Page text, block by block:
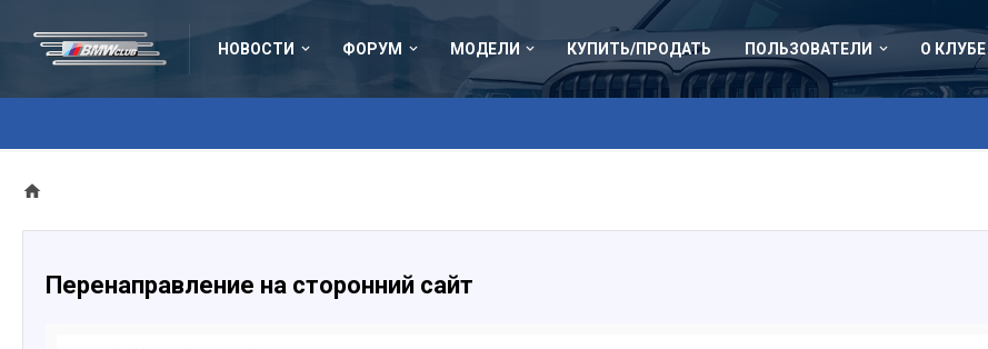
НОВОСТИ ФОРУМ МОДЕЛИ КУПИТЬ/ПРОДАТЬ ПОЛЬЗОВАТЕЛИ О КЛУБЕ
Перенаправление на сторонний сайт